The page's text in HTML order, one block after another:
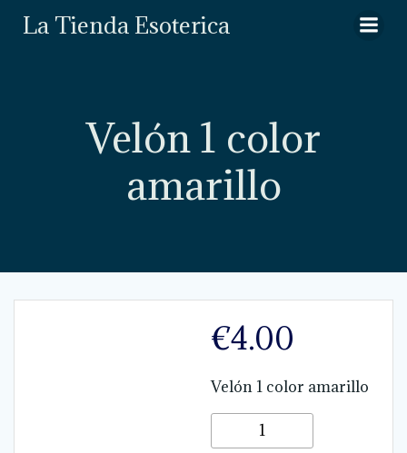
La Tienda Esoterica
Velón 1 color
amarillo
€4.00
Velón 1 color amarillo
1